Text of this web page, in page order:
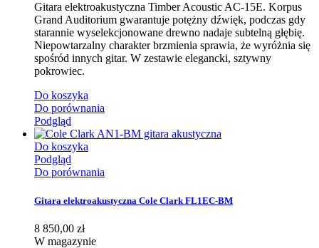
Gitara elektroakustyczna Timber Acoustic AC-15E. Korpus
Grand Auditorium gwarantuje potężny dźwięk, podczas gdy
starannie wyselekcjonowane drewno nadaje subtelną głębię.
Niepowtarzalny charakter brzmienia sprawia, że wyróżnia się
spośród innych gitar. W zestawie elegancki, sztywny
pokrowiec.
Do koszyka
Do porównania
Podgląd
Do koszyka
Podgląd
Do porównania
Gitara elektroakustyczna Cole Clark FL1EC-BM
8 850,00 zł
W magazynie